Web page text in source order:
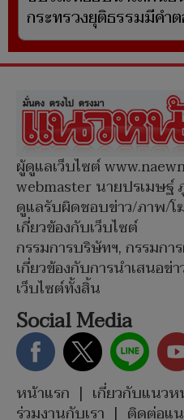
กระทรวงยุติธรรมมีคำ
ผู้ดูแลเว็บไซต์
webmaster นายปรเมษฐ์
ดูแลรับผิดชอบข่าว/ภาพ/
เกี่ยวข้องกับเว็บไซต์
กรรมการบริษัทฯ, กรรมกา
เกี่ยวข้องกับการนำเสนอข่
เว็บไซต์ทั้งสิ้น
Social Media
หน้าแรก | เกี่ยวกับแนวห
ร่วมงานกับเรา | ติดต่อแ